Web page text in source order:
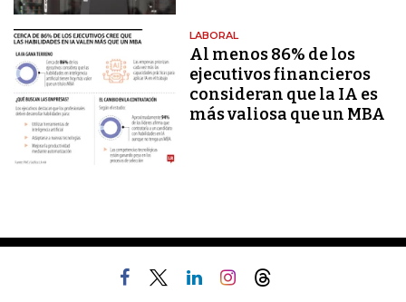
LABORAL
Al menos 86% de los
ejecutivos financieros
consideran que la IA es
más valiosa que un MBA